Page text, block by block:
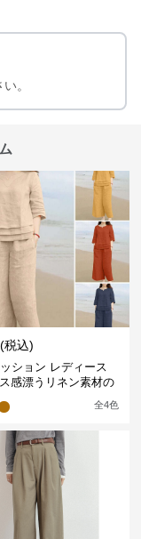
。
(税込)
ション レディース
感漂うリネン素材の
全4色